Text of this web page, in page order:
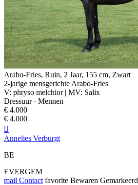
Arabo-Fries, Ruin, 2 Jaar, 155 cm, Zwart
2-jarige mensgerichte Arabo-Fries
V: phryso melchior | MV: Salix
Dressuur · Mennen
€ 4.000
€ 4.000

Annelies Verburgt
BE
EVERGEM
mail Contact favorite Bewaren Gemarkeerd